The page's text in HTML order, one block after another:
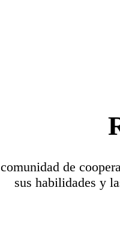
de
sus habilidades y